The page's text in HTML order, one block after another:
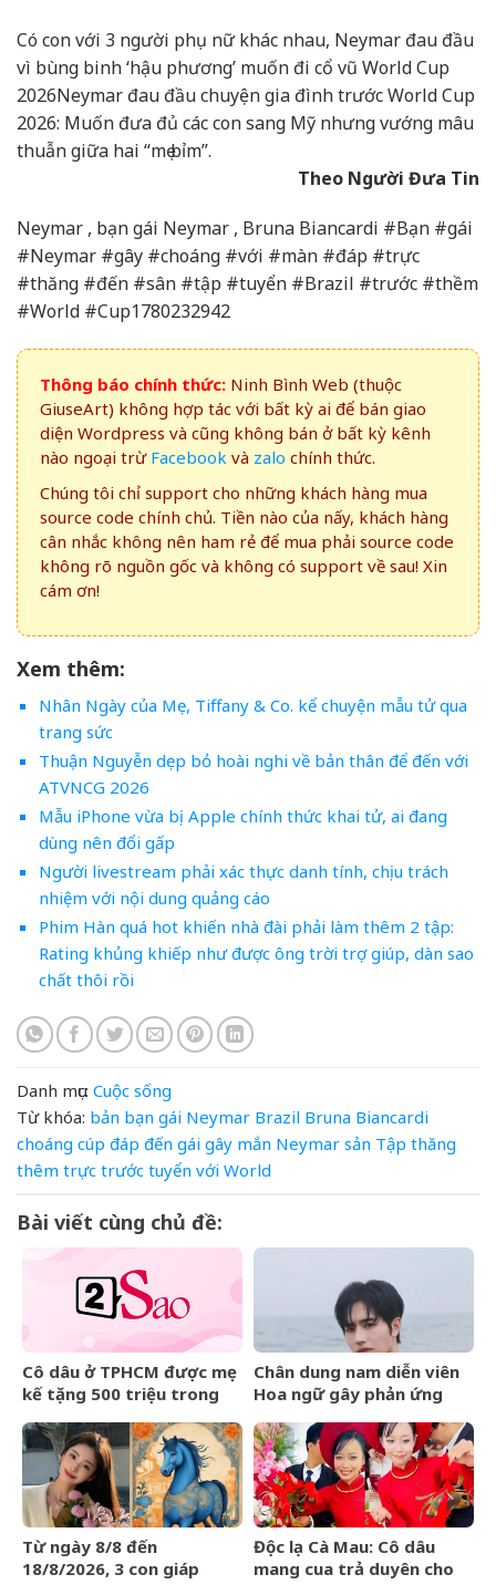
Có con với 3 người phụ nữ khác nhau, Neymar đau đầu
vì bùng binh ‘hậu phương’ muốn đi cổ vũ World Cup
2026Neymar đau đầu chuyện gia đình trước World Cup
2026: Muốn đưa đủ các con sang Mỹ nhưng vướng mâu
thuẫn giữa hai “mẹ bỉm”.
Theo Người Đưa Tin
Neymar , bạn gái Neymar , Bruna Biancardi #Bạn #gái
#Neymar #gây #choáng #với #màn #đáp #trực
#thăng #đến #sân #tập #tuyển #Brazil #trước #thềm
#World #Cup1780232942
Thông báo chính thức: Ninh Bình Web (thuộc
GiuseArt) không hợp tác với bất kỳ ai để bán giao
diện Wordpress và cũng không bán ở bất kỳ kênh
nào ngoại trừ Facebook và zalo chính thức.
Chúng tôi chỉ support cho những khách hàng mua
source code chính chủ. Tiền nào của nấy, khách hàng
cân nhắc không nên ham rẻ để mua phải source code
không rõ nguồn gốc và không có support về sau! Xin
cám ơn!
Xem thêm:
Nhân Ngày của Mẹ, Tiffany & Co. kể chuyện mẫu tử qua
trang sức
Thuận Nguyễn dẹp bỏ hoài nghi về bản thân để đến với
ATVNCG 2026
Mẫu iPhone vừa bị Apple chính thức khai tử, ai đang
dùng nên đổi gấp
Người livestream phải xác thực danh tính, chịu trách
nhiệm với nội dung quảng cáo
Phim Hàn quá hot khiến nhà đài phải làm thêm 2 tập:
Rating khủng khiếp như được ông trời trợ giúp, dàn sao
chất thôi rồi
Danh mục: Cuộc sống
Từ khóa: bản bạn gái Neymar Brazil Bruna Biancardi
choáng cúp đáp đến gái gây mắn Neymar sản Tập thăng
thêm trực trước tuyển với World
Bài viết cùng chủ đề:
Cô dâu ở TPHCM được mẹ
kế tặng 500 triệu trong
‘gây sốt’
Chân dung nam diễn viên
Hoa ngữ gây phản ứng
Từ ngày 8/8 đến
18/8/2026, 3 con giáp
Độc lạ Cà Mau: Cô dâu
mang cua trả duyên cho